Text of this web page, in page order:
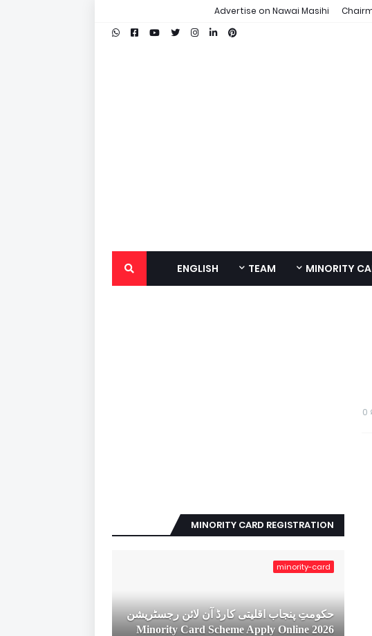
Advertise on Nawai Masihi
MINORITY
TEAM
ENGLISH
0
MINORITY CARD REGISTRATION
minority-card
حکومتِ پنجاب اقلیتی کارڈ آن لائن رجسٹریشن
2026 Minority Card Scheme Apply Online